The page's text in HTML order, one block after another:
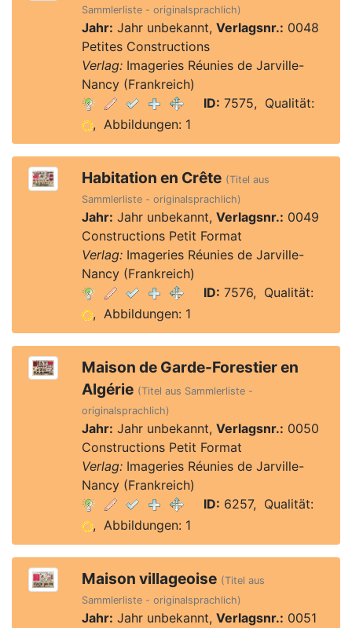
Sammlerliste - originalsprachlich)
Jahr: Jahr unbekannt, Verlagsnr.: 0048
Petites Constructions
Verlag:Imageries Réunies de Jarville-
Nancy (Frankreich)
ID: 7575, Qualität:
, Abbildungen: 1
Habitation en Crête (Titel aus
Sammlerliste - originalsprachlich)
Jahr: Jahr unbekannt, Verlagsnr.: 0049
Constructions Petit Format
Verlag:Imageries Réunies de Jarville-
Nancy (Frankreich)
ID: 7576, Qualität:
, Abbildungen: 1
Maison de Garde-Forestier en
Algérie (Titel aus Sammlerliste -
originalsprachlich)
Jahr: Jahr unbekannt, Verlagsnr.: 0050
Constructions Petit Format
Verlag:Imageries Réunies de Jarville-
Nancy (Frankreich)
ID: 6257, Qualität:
, Abbildungen: 1
Maison villageoise (Titel aus
Sammlerliste - originalsprachlich)
Jahr: Jahr unbekannt, Verlagsnr.: 0051